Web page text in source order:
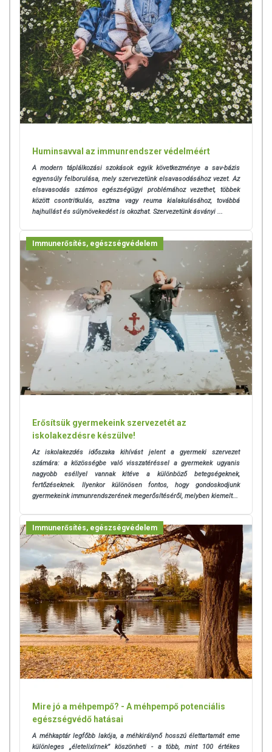
Huminsavval az immunrendszer védelméért
A modern táplálkozási szokások egyik következménye a sav-bázis
egyensúly felborulása, mely szervezetünk elsavasodásához vezet. Az
elsavasodás számos egészségügyi problémához vezethet, többek
között csontritkulás, asztma vagy reuma kialakulásához, továbbá
hajhullást és súlynövekedést is okozhat. Szervezetünk ásványi ...
Immunerősítés, egészségvédelem
Erősítsük gyermekeink szervezetét az
iskolakezdésre készülve!
Az iskolakezdés időszaka kihívást jelent a gyermeki szervezet
számára: a közösségbe való visszatéréssel a gyermekek ugyanis
nagyobb eséllyel vannak kitéve a különböző betegségeknek,
fertőzéseknek. Ilyenkor különösen fontos, hogy gondoskodjunk
gyermekeink immunrendszerének megerősítéséről, melyben kiemelt...
Immunerősítés, egészségvédelem
Mire jó a méhpempő? - A méhpempő potenciális
egészségvédő hatásai
A méhkaptár legfőbb lakója, a méhkirálynő hosszú élettartamát eme
különleges „életelixírnek” köszönheti - a több, mint 100 értékes